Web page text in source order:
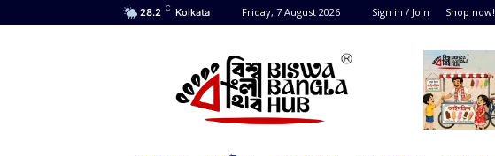
28.2 C Kolkata Friday, 7 August 2026 Sign in / Join Shop now!